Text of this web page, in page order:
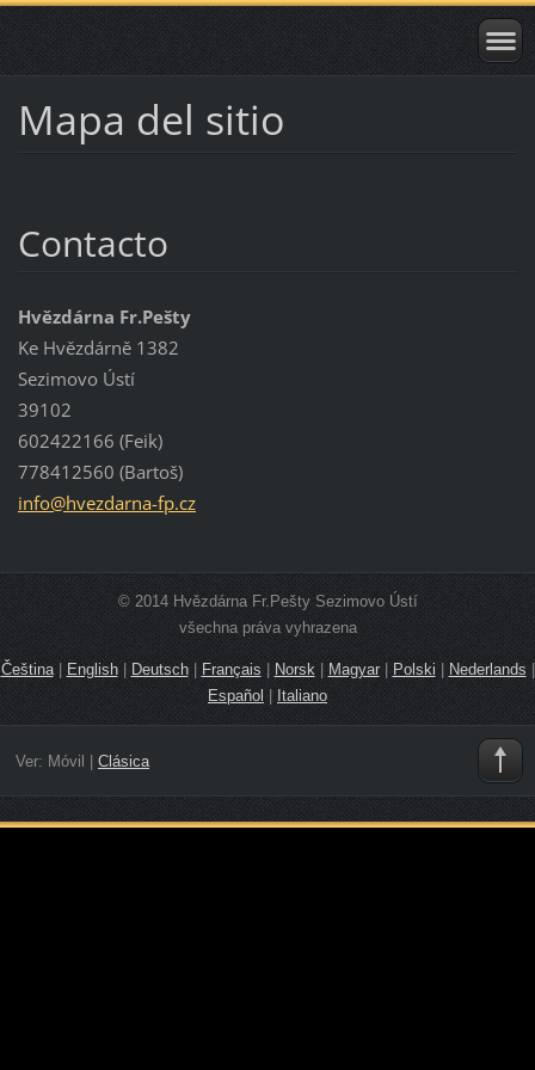
Mapa del sitio
Contacto
Hvězdárna Fr.Pešty
Ke Hvězdárně 1382
Sezimovo Ústí
39102
602422166 (Feik)
778412560 (Bartoš)
info@hvezdarna-fp.cz
© 2014 Hvězdárna Fr.Pešty Sezimovo Ústí
všechna práva vyhrazena
Čeština| English|Deutsch| Français | Norsk | Magyar| Polski | Nederlands |
Español | Italiano
Ver: Móvil Clásica